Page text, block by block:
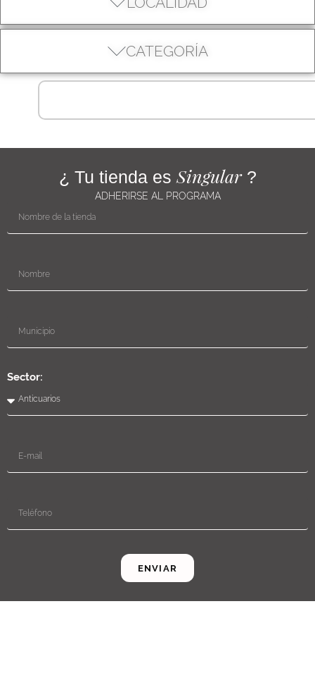
CATEGORÍA
¿ Tu tienda es Singular?
ADHERIRSE AL PROGRAMA
Sector:
ENVIAR